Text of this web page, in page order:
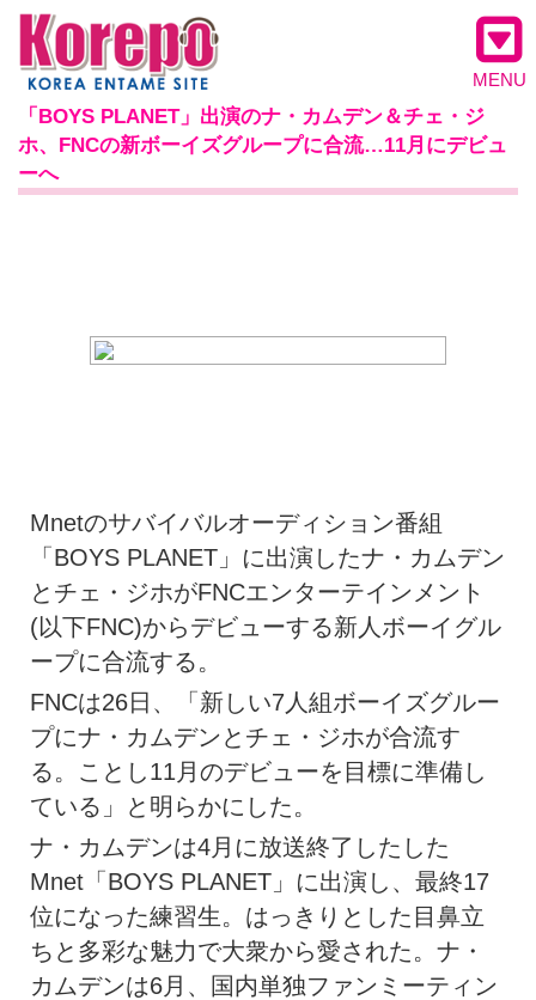
MENU
「BOYS PLANET」出演のナ・カムデン＆チェ・ジ
ホ、FNCの新ボーイズグループに合流…11月にデビュ
ーへ
Mnetのサバイバルオーディション番組
「BOYS PLANET」に出演したナ・カムデン
とチェ・ジホがFNCエンターテインメント
(以下FNC)からデビューする新人ボーイグル
ープに合流する。
FNCは26日、「新しい7人組ボーイズグルー
プにナ・カムデンとチェ・ジホが合流す
る。ことし11月のデビューを目標に準備し
ている」と明らかにした。
ナ・カムデンは4月に放送終了したした
Mnet「BOYS PLANET」に出演し、最終17
位になった練習生。はっきりとした目鼻立
ちと多彩な魅力で大衆から愛された。ナ・
カムデンは6月、国内単独ファンミーティン